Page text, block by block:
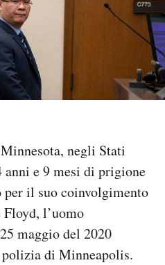
negli Stati
anni e 9 mesi di prigione
il suo coinvolgimento
l’uomo
maggio del 2020
di Minneapolis.